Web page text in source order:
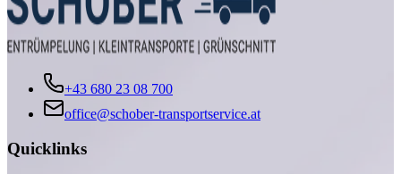
+43 680 23 08 700
office@schober-transportservice.at
Quicklinks